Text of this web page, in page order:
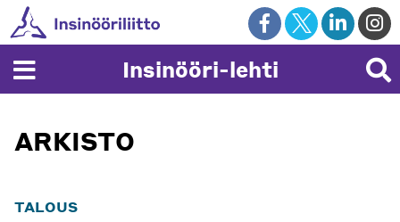
Skip
to
content
Insinööri-lehti
ARKISTO
TALOUS